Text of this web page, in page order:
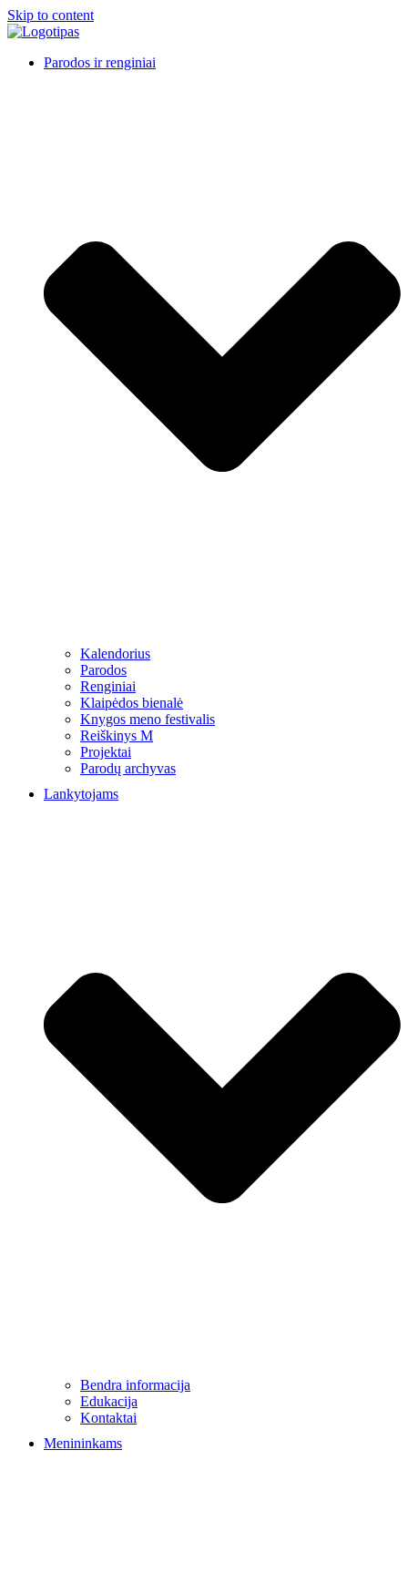
Skip to content
Parodos ir renginiai
Kalendorius
Parodos
Renginiai
Klaipėdos bienalė
Knygos meno festivalis
Reiškinys M
Projektai
Parodų archyvas
Lankytojams
Bendra informacija
Edukacija
Kontaktai
Menininkams